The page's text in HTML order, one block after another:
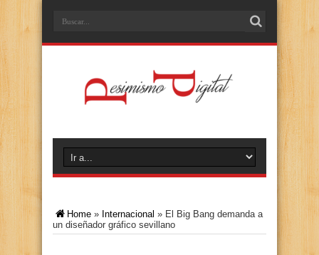
Home » Internacional » El Big Bang demanda a
un diseñador gráfico sevillano